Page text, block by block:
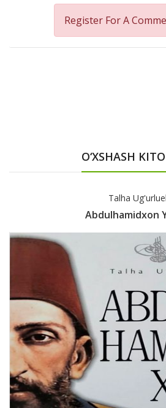
Register For A
O‘XSHASH